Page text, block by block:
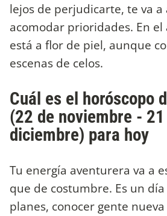
lejos de perjudicarte, te va a
acomodar prioridades. En el
está a flor de piel, aunque
escenas de celos.
Cuál es el horóscopo
(22 de noviembre -
diciembre) para hoy
Tu energía aventurera va a
que de costumbre. Es un
planes, conocer gente